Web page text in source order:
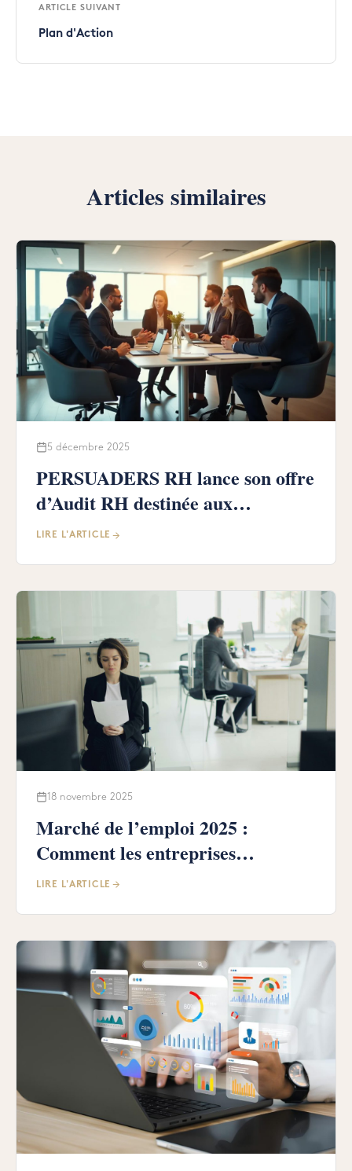
ARTICLE SUIVANT
Plan d'Action
Articles similaires
5 décembre 2025
PERSUADERS RH lance son offre
d’Audit RH destinée aux
dirigeants, qu’ils disposent ou non
LIRE L'ARTICLE
18 novembre 2025
Marché de l’emploi 2025 :
Comment les entreprises
s’adaptent à la pénurie de talents
LIRE L'ARTICLE